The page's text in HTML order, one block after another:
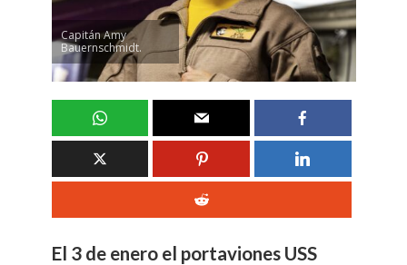
Capitán Amy
Bauernschmidt.
El 3 de enero el portaviones USS